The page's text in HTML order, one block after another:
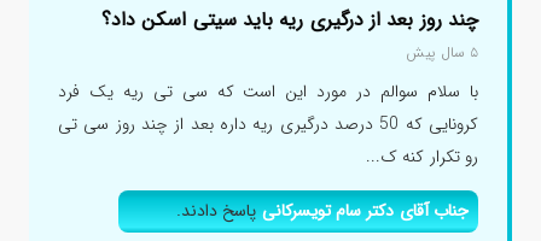
چند روز بعد از درگیری ریه باید سیتی اسکن داد؟
۵ سال پیش
با سلام سوالم در مورد این است که سی تی ریه یک فرد
کرونایی که 50 درصد درگیری ریه داره بعد از چند روز سی تی
رو تکرار کنه ک...
جناب آقای دکتر سام تویسرکانیپاسخ دادند.